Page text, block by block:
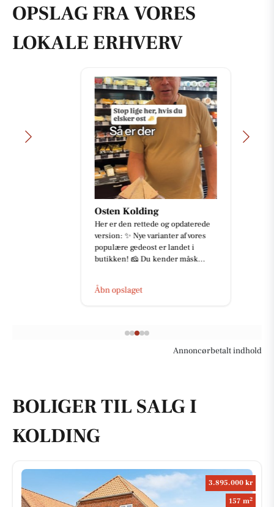
OPSLAG FRA VORES
LOKALE ERHVERV
Osten Kolding
Her er den rettede og opdaterede
version: ✨ Nye varianter af vores
populære gedeost er landet i
butikken! 🧀 Du kender måsk...
Åbn opslaget
Annoncørbetalt indhold
BOLIGER TIL SALG I
KOLDING
3.895.000 kr
157 m2